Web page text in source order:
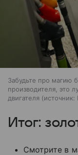
Забудьте про магию
производителя, это
двигателя
источник:
Итог:
Смотрите в